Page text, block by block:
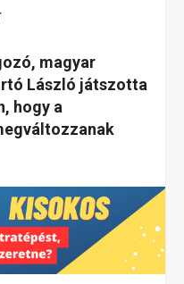
magyar
László játszotta
hogy a